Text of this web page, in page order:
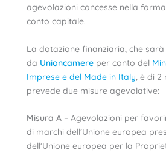
agevolazioni concesse nella
conto capitale.
La dotazione finanziaria, che
da Unioncamere per conto del
Imprese e del Made in Italy , è di
prevede due misure agevolative:
Misura A – Agevolazioni per
di marchi dell’Unione europea
dell’Unione europea per la